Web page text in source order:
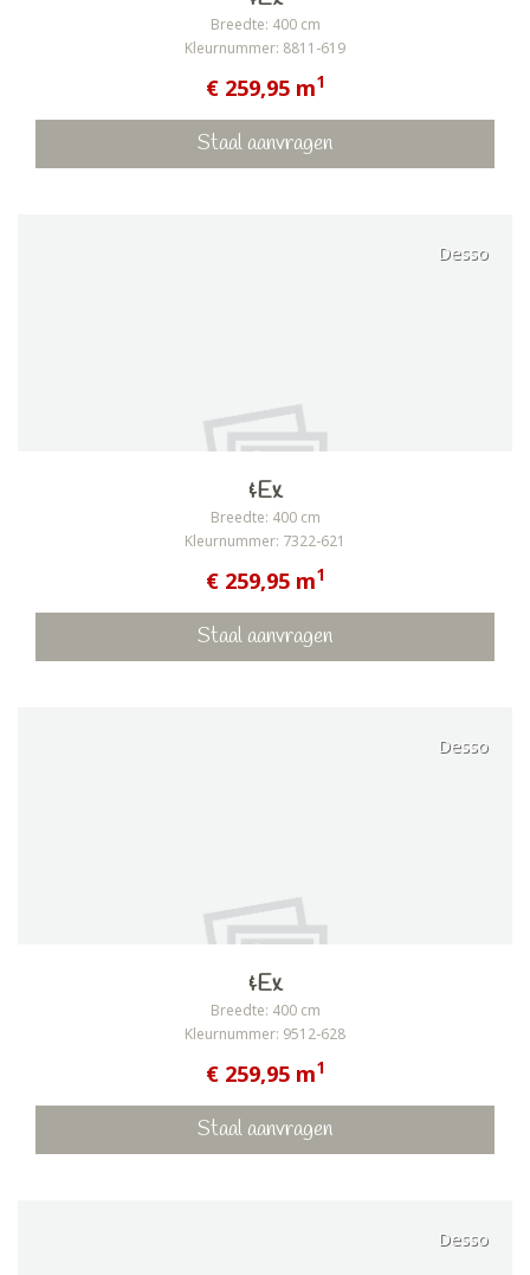
Breedte: 400 cm
Kleurnummer: 8811-619
€ 259,95 m1
Staal aanvragen
Desso
&Ex
Breedte: 400 cm
Kleurnummer: 7322-621
€ 259,95 m1
Staal aanvragen
Desso
&Ex
Breedte: 400 cm
Kleurnummer: 9512-628
€ 259,95 m1
Staal aanvragen
Desso